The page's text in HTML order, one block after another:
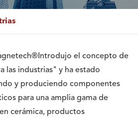
el concepto de
las industrias" y ha estado
y produciendo componentes
para una amplia gama de
cerámica, productos